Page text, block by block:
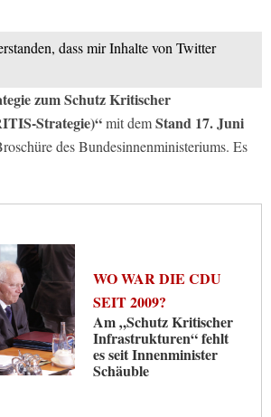
dass mir Inhalte von Twitter
zum Schutz Kritischer
Strategie)“mit demStand 17. Juni
des Bundesinnenministeriums. Es
WO WAR DIE CDU
SEIT 2009?
Am „Schutz Kritischer
Infrastrukturen“ fehlt
es seit Innenminister
Schäuble